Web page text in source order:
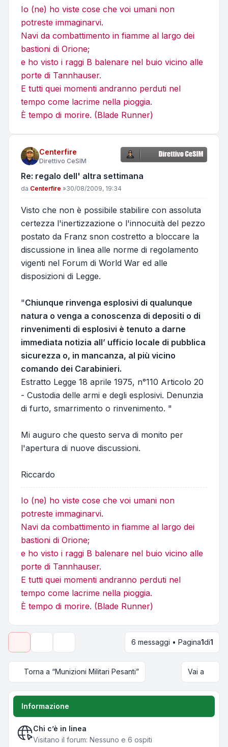
Io (ne) ho viste cose che voi umani non
potreste immaginarvi.
Navi da combattimento in fiamme al largo dei
bastioni di Orione;
e ho visto i raggi B balenare nel buio vicino alle
porte di Tannhauser.
E tutti quei momenti andranno perduti nel
tempo come lacrime nella pioggia.
È tempo di morire. (Blade Runner)
Centerfire
Direttivo CeSIM
Re: regalo dell' altra settimana
Messaggio
da Centerfire »30/08/2009, 19:34
Visto che non è possibile stabilire con assoluta
certezza l'inertizzazione o l'innocuità del pezzo
postato da Franz snon costretto a bloccare la
discussione in linea alle norme di regolamento
vigenti nel Forum di World War ed alle
disposizioni di Legge.
"Chiunque rinvenga esplosivi di qualunque
natura o venga a conoscenza di depositi o di
rinvenimenti di esplosivi è tenuto a darne
immediata notizia all’ ufficio locale di pubblica
sicurezza o, in mancanza, al più vicino
comando dei Carabinieri.
Estratto Legge 18 aprile 1975, n°110 Articolo 20
- Custodia delle armi e degli esplosivi. Denunzia
di furto, smarrimento o rinvenimento. "
Mi auguro che questo serva di monito per
l'apertura di nuove discussioni.
Riccardo
Io (ne) ho viste cose che voi umani non
potreste immaginarvi.
Navi da combattimento in fiamme al largo dei
bastioni di Orione;
e ho visto i raggi B balenare nel buio vicino alle
porte di Tannhauser.
E tutti quei momenti andranno perduti nel
tempo come lacrime nella pioggia.
È tempo di morire. (Blade Runner)
Opzioni di visualizzazione e ordinamento
6 messaggi • Pagina1di1
Torna a “Munizioni Militari Pesanti” Vai a
Informazione
Chi c’è in linea
Visitano il forum: Nessuno e 6 ospiti